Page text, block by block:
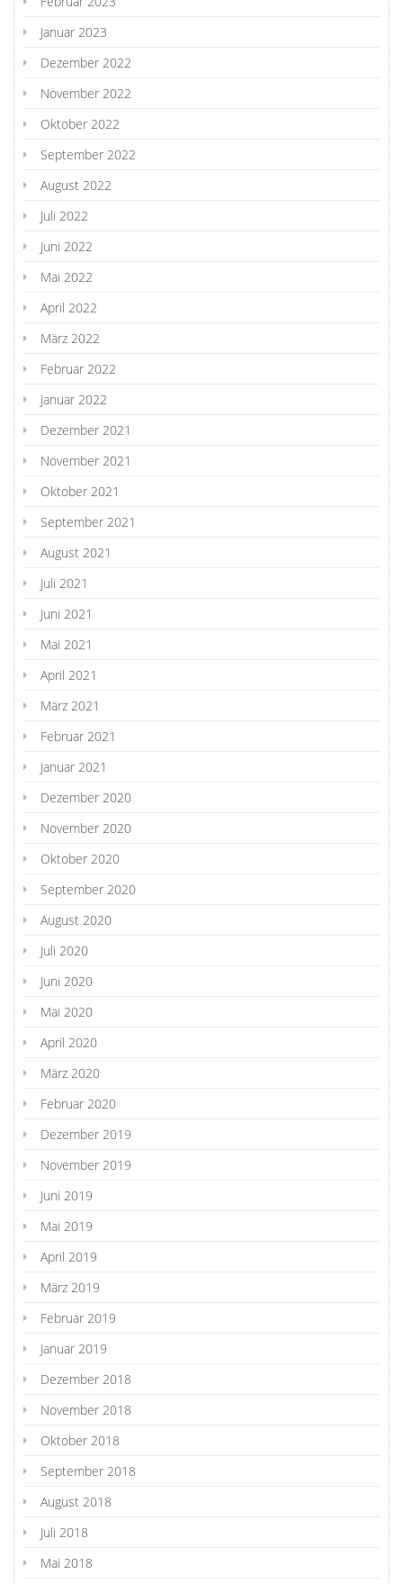
Januar 2023
Dezember 2022
November 2022
Oktober 2022
September 2022
August 2022
Juli 2022
Juni 2022
Mai 2022
April 2022
März 2022
Februar 2022
Januar 2022
Dezember 2021
November 2021
Oktober 2021
September 2021
August 2021
Juli 2021
Juni 2021
Mai 2021
April 2021
März 2021
Februar 2021
Januar 2021
Dezember 2020
November 2020
Oktober 2020
September 2020
August 2020
Juli 2020
Juni 2020
Mai 2020
April 2020
März 2020
Februar 2020
Dezember 2019
November 2019
Juni 2019
Mai 2019
April 2019
März 2019
Februar 2019
Januar 2019
Dezember 2018
November 2018
Oktober 2018
September 2018
August 2018
Juli 2018
Mai 2018